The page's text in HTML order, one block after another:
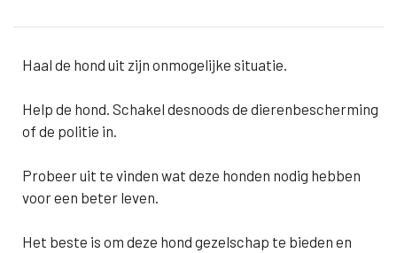
Haal de hond uit zijn onmogelijke situatie.
Help de hond. Schakel desnoods de dierenbescherming
of de politie in.
Probeer uit te vinden wat deze honden nodig hebben
voor een beter leven.
Het beste is om deze hond gezelschap te bieden en